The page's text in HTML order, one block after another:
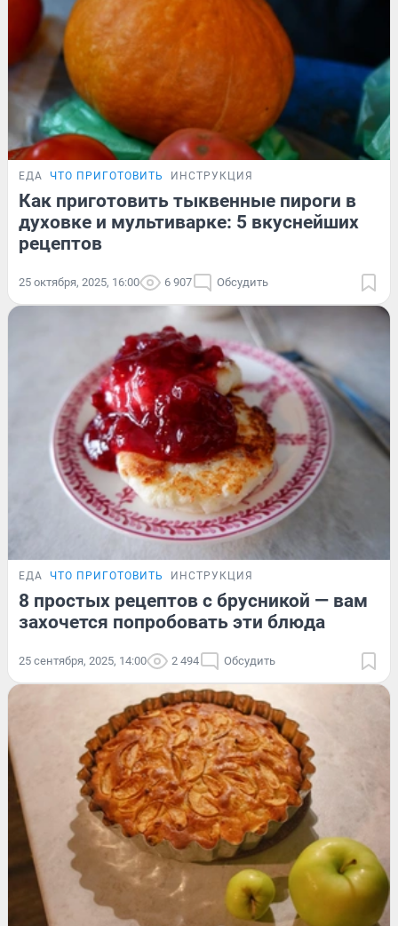
ЕДА ЧТО ПРИГОТОВИТЬ ИНСТРУКЦИЯ
Как приготовить тыквенные пироги в
духовке и мультиварке: 5 вкуснейших
рецептов
25 октября, 2025, 16:00 6 907 Обсудить
ЕДА ЧТО ПРИГОТОВИТЬ ИНСТРУКЦИЯ
8 простых рецептов с брусникой — вам
захочется попробовать эти блюда
25 сентября, 2025, 14:00 2 494 Обсудить